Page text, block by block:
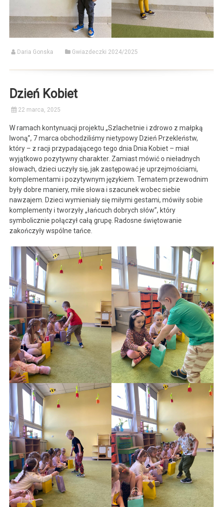
Daria Gonska Gwiazdeczki 2024/2025
Dzień Kobiet
22 marca, 2025
W ramach kontynuacji projektu „Szlachetnie i zdrowo z małpką
Iwoną”, 7 marca obchodziliśmy nietypowy Dzień Przekleństw,
który – z racji przypadającego tego dnia Dnia Kobiet – miał
wyjątkowo pozytywny charakter. Zamiast mówić o nieładnych
słowach, dzieci uczyły się, jak zastępować je uprzejmościami,
komplementami i pozytywnym językiem. Tematem przewodnim
były dobre maniery, miłe słowa i szacunek wobec siebie
nawzajem. Dzieci wymieniały się miłymi gestami, mówiły sobie
komplementy i tworzyły „łańcuch dobrych słów”, który
symbolicznie połączył całą grupę. Radosne świętowanie
zakończyły wspólne tańce.